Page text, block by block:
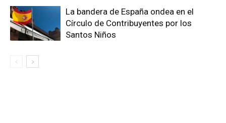
La bandera de España ondea en el
Círculo de Contribuyentes por los
Santos Niños